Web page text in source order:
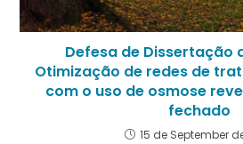
Defesa de Dissertação
Otimização de redes de
com o uso de osmose
fechado
15 de September